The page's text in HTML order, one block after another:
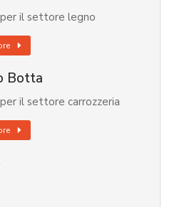
il settore legno
Botta
il settore carrozzeria